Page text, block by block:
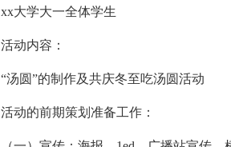
xx大学大一全体学生
活动内容：
“汤圆”的制作及共庆冬至吃汤圆活动
活动的前期策划准备工作：